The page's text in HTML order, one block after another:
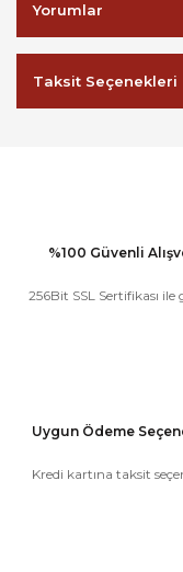
Yorumlar
Taksit Seçenekleri
%100 Güvenli
256Bit SSL Sertifikası ile
Uygun Ödeme
Kredi kartına taksit